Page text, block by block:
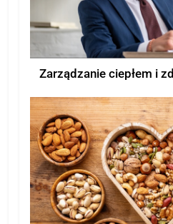
Zarządzanie ciepłem i